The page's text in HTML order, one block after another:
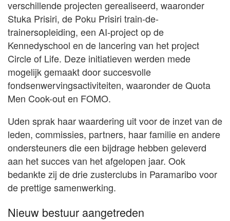
verschillende projecten gerealiseerd, waaronder
Stuka Prisiri, de Poku Prisiri train-de-
trainersopleiding, een AI-project op de
Kennedyschool en de lancering van het project
Circle of Life. Deze initiatieven werden mede
mogelijk gemaakt door succesvolle
fondsenwervingsactiviteiten, waaronder de Quota
Men Cook-out en FOMO.
Uden sprak haar waardering uit voor de inzet van de
leden, commissies, partners, haar familie en andere
ondersteuners die een bijdrage hebben geleverd
aan het succes van het afgelopen jaar. Ook
bedankte zij de drie zusterclubs in Paramaribo voor
de prettige samenwerking.
Nieuw bestuur aangetreden